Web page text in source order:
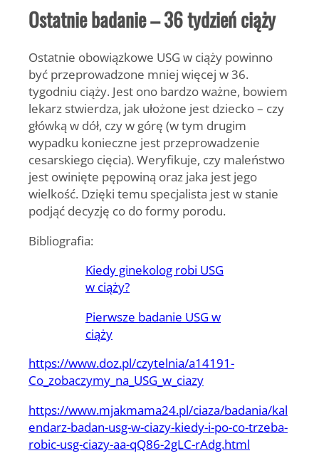
Ostatnie badanie – 36 tydzień ciąży
Ostatnie obowiązkowe USG w ciąży powinno
być przeprowadzone mniej więcej w 36.
tygodniu ciąży. Jest ono bardzo ważne, bowiem
lekarz stwierdza, jak ułożone jest dziecko – czy
główką w dół, czy w górę (w tym drugim
wypadku konieczne jest przeprowadzenie
cesarskiego cięcia). Weryfikuje, czy maleństwo
jest owinięte pępowiną oraz jaka jest jego
wielkość. Dzięki temu specjalista jest w stanie
podjąć decyzję co do formy porodu.
Bibliografia:
Kiedy ginekolog robi USG
w ciąży?
Pierwsze badanie USG w
ciąży
https://www.doz.pl/czytelnia/a14191-
Co_zobaczymy_na_USG_w_ciazy
https://www.mjakmama24.pl/ciaza/badania/kal
endarz-badan-usg-w-ciazy-kiedy-i-po-co-trzeba-
robic-usg-ciazy-aa-qQ86-2gLC-rAdg.html